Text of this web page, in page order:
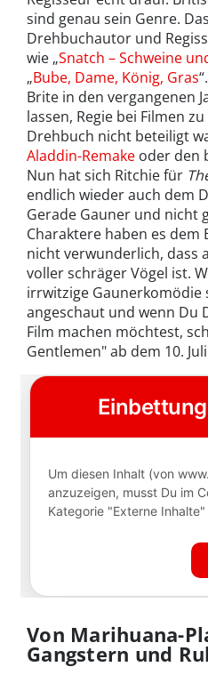
sind genau sein Genre.
Drehbuchautor und
wie „Snatch – Schweine
„Bube, Dame, König, Gras
Brite in den vergangenen
lassen, Regie bei Filmen
Drehbuch nicht beteiligt
Aladdin-Remake oder den
Nun hat sich Ritchie für
endlich wieder auch dem
Gerade Gauner und nicht
Charaktere haben es dem
nicht verwunderlich, dass
voller schräger Vögel ist.
irrwitzige Gaunerkomödie
angeschaut und wenn Du
Film machen möchtest,
Gentlemen" ab dem 10.
Von Marihuana-
Gangstern und